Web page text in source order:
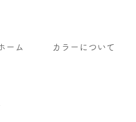
ーム カラーについて